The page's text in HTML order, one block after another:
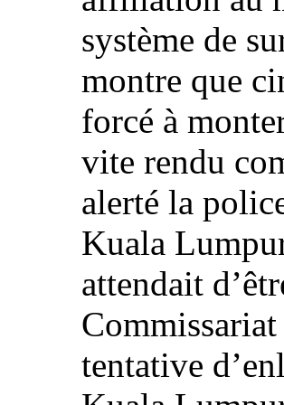
système de
montre que
forcé à
vite rendu
alerté la
Kuala
attendait
tentative